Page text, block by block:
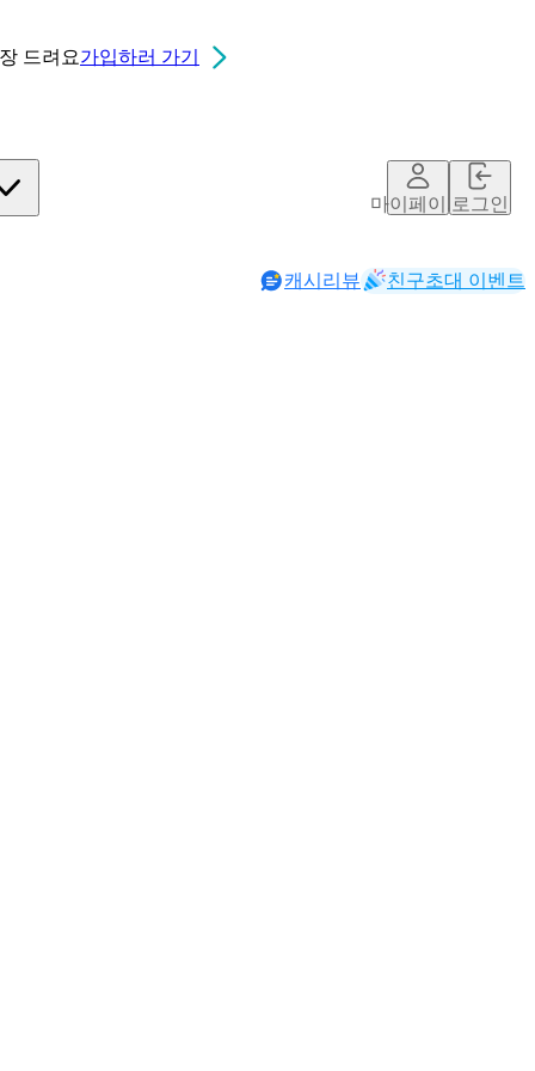
드려요가입하러 가기
마이페이지로그인
캐시리뷰 친구초대 이벤트